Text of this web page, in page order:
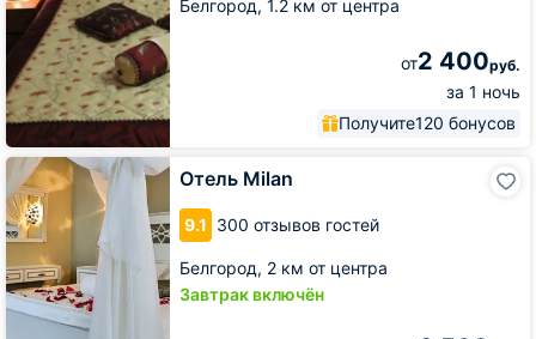
Белгород, 1.2 км от центра
от2 400руб.
за 1 ночь
Получите120 бонусов
Отель Milan
9.1 300 отзывов гостей
Белгород, 2 км от центра
Завтрак включён
Отель
Milan